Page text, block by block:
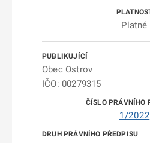
Platné
Obec Ostrov
IČO: 00279315
1/2022